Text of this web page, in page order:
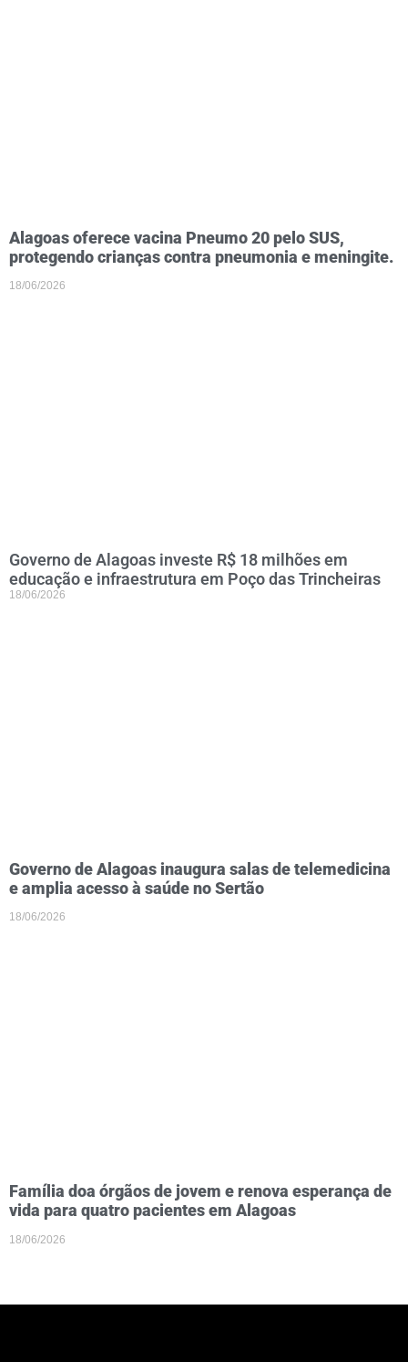
Alagoas oferece vacina Pneumo 20 pelo SUS,
protegendo crianças contra pneumonia e meningite.
18/06/2026
Governo de Alagoas investe R$ 18 milhões em
educação e infraestrutura em Poço das Trincheiras
18/06/2026
Governo de Alagoas inaugura salas de telemedicina
e amplia acesso à saúde no Sertão
18/06/2026
Família doa órgãos de jovem e renova esperança de
vida para quatro pacientes em Alagoas
18/06/2026